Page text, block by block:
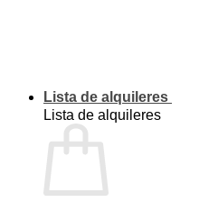
Lista de alquileres
Lista de alquileres